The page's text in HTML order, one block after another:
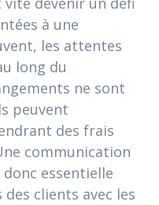
à une
les attentes
long du
ne sont
peuvent
des frais
communication
essentielle
clients avec les